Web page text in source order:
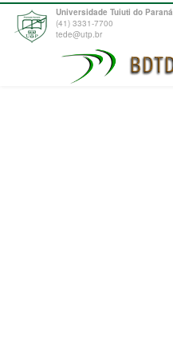
Universidade Tuiuti do Paraná
(41) 3331-7700
tede@utp.br